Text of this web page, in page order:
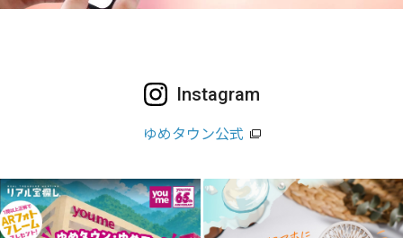
Instagram
ゆめタウン公式